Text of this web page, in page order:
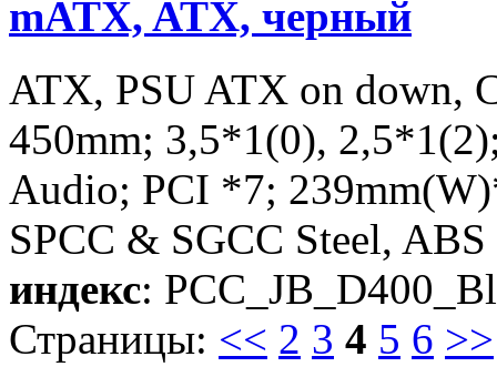
mATX, ATX, черный
ATX, PSU ATX on down,
450mm; 3,5*1(0),
Audio; PCI *7;
SPCC & SGCC Steel,
индекс:
Страницы: << 2 3 4 5 6 >>